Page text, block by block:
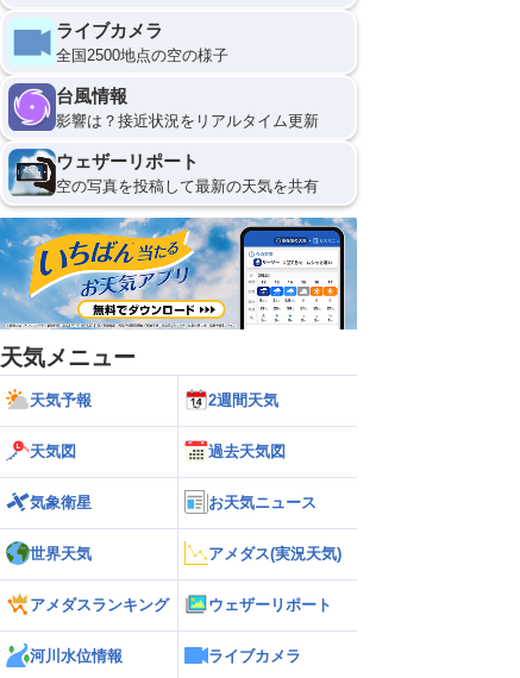
ライブカメラ
全国2500地点の空の様子
台風情報
影響は？接近状況をリアルタイム更新
ウェザーリポート
空の写真を投稿して最新の天気を共有
天気メニュー
天気予報 2週間天気
天気図 過去天気図
気象衛星 お天気ニュース
世界天気 アメダス(実況天気)
アメダスランキング ウェザーリポート
河川水位情報 ライブカメラ